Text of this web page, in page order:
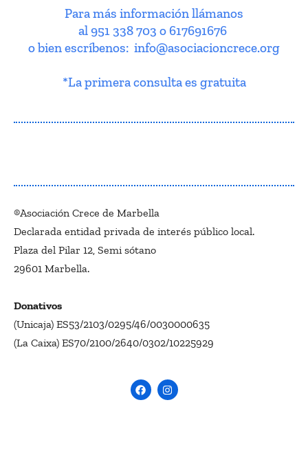
Para más información llámanos
al 951 338 703 o 617691676
o bien escríbenos: info@asociacioncrece.org
*La primera consulta es gratuita
®Asociación Crece de Marbella
Declarada entidad privada de interés público local.
Plaza del Pilar 12, Semi sótano
29601 Marbella.
Donativos
(Unicaja) ES53/2103/0295/46/0030000635
(La Caixa) ES70/2100/2640/0302/10225929